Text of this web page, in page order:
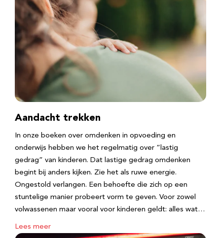
Aandacht trekken
In onze boeken over omdenken in opvoeding en
onderwijs hebben we het regelmatig over “lastig
gedrag” van kinderen. Dat lastige gedrag omdenken
begint bij anders kijken. Zie het als ruwe energie.
Ongestold verlangen. Een behoefte die zich op een
stuntelige manier probeert vorm te geven. Voor zowel
volwassenen maar vooral voor kinderen geldt: alles wat…
Lees meer